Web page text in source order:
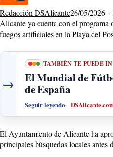
Redacción DSAlicante26/05/2026 -
Alicante ya cuenta con el programa
fuegos artificiales en la Playa del
→
TAMBIÉN TE PUEDE
El Mundial de
de España
Seguir leyendo
El Ayuntamiento de Alicanteha
principales búsquedas locales